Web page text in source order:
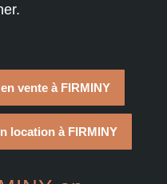
vente à FIRMINY
location à FIRMINY